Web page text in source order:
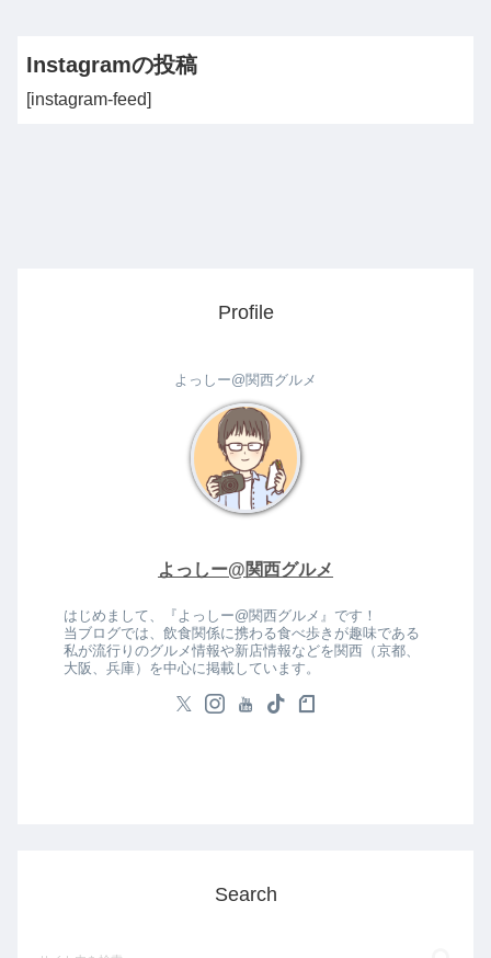
Instagramの投稿
[instagram-feed]
Profile
よっしー@関西グルメ
よっしー@関西グルメ
はじめまして、『よっしー@関西グルメ』です！
当ブログでは、飲食関係に携わる食べ歩きが趣味である
私が流行りのグルメ情報や新店情報などを関西（京都、
大阪、兵庫）を中心に掲載しています。
Search